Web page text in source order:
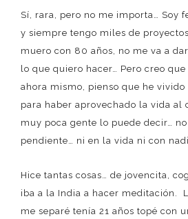
Sí, rara, pero no me importa… Soy
y siempre tengo miles de
muero con 80 años, no me va a
lo que quiero hacer… Pero creo
ahora mismo, pienso que he
para haber aprovechado la vida al
muy poca gente lo puede decir…
pendiente… ni en la vida ni con
Hice tantas cosas… de jovencita,
iba a la India a hacer meditación.
me separé tenía 21 años topé con